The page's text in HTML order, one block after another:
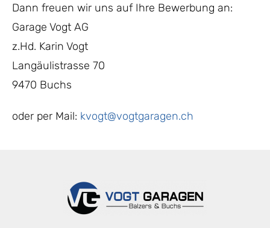
Dann freuen wir uns auf Ihre Bewerbung an:
Garage Vogt AG
z.Hd. Karin Vogt
Langäulistrasse 70
9470 Buchs
oder per Mail: kvogt@vogtgaragen.ch